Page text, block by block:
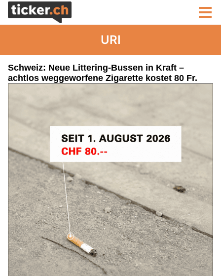
URI
Schweiz: Neue Littering-Bussen in Kraft –
achtlos weggeworfene Zigarette kostet 80 Fr.